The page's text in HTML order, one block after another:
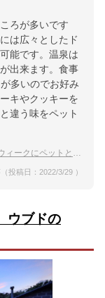
ろが多いです
は広々としたド
能です。温泉は
出来ます。食事
多いのでお好み
キやクッキーを
違う味をペット
と泊まれるおすすめ温泉宿は？
投稿日：2022/3/29 ）
ウブドの